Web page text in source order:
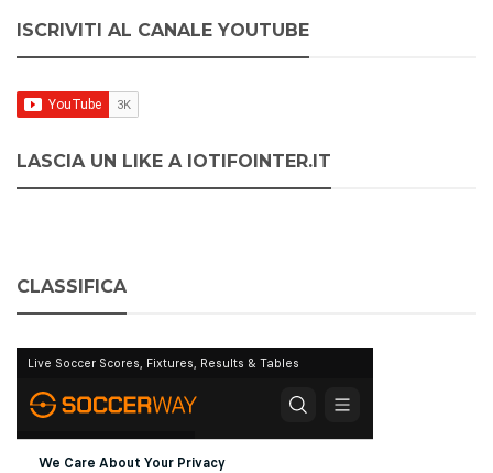
ISCRIVITI AL CANALE YOUTUBE
LASCIA UN LIKE A IOTIFOINTER.IT
CLASSIFICA